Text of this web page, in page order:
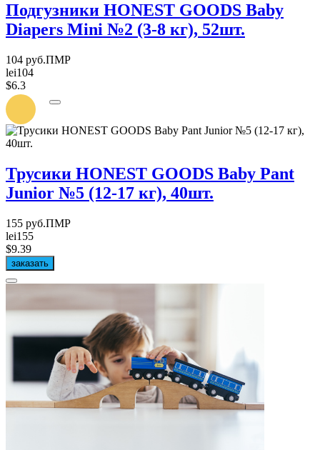
Подгузники HONEST GOODS Baby
Diapers Mini №2 (3-8 кг), 52шт.
104 руб.ПМР
lei104
$6.3
УВЕДОМИТЬ
ПОСТУПЛЕНИИ
Трусики HONEST GOODS Baby Pant
Junior №5 (12-17 кг), 40шт.
155 руб.ПМР
lei155
$9.39
заказать